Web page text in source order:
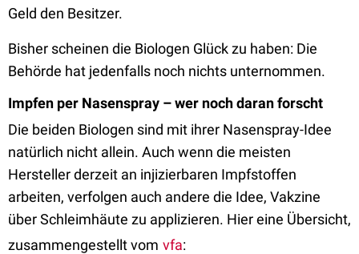
Geld den Besitzer.
Bisher scheinen die Biologen Glück zu haben: Die
Behörde hat jedenfalls noch nichts unternommen.
Impfen per Nasenspray – wer noch daran forscht
Die beiden Biologen sind mit ihrer Nasenspray-Idee
natürlich nicht allein. Auch wenn die meisten
Hersteller derzeit an injizierbaren Impfstoffen
arbeiten, verfolgen auch andere die Idee, Vakzine
über Schleimhäute zu applizieren. Hier eine Übersicht,
zusammengestellt vom vfa: